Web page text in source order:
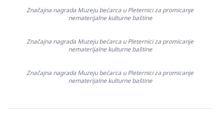
Značajna nagrada Muzeju bećarca u Pleternici za promicanje
nematerijalne kulturne baštine
Značajna nagrada Muzeju bećarca u Pleternici za promicanje
nematerijalne kulturne baštine
Značajna nagrada Muzeju bećarca u Pleternici za promicanje
nematerijalne kulturne baštine